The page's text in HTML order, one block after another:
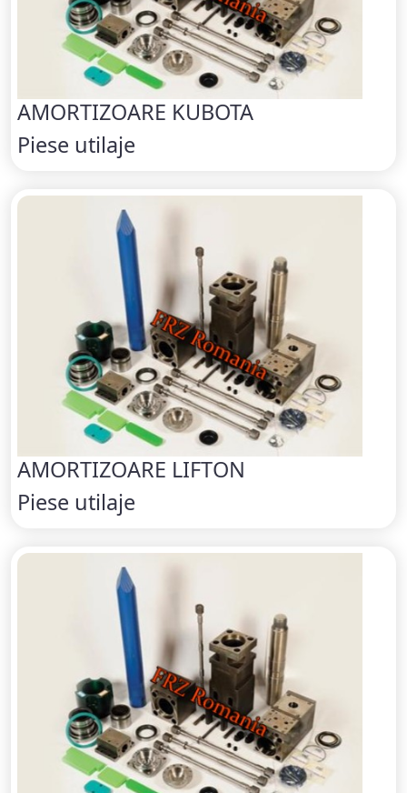
AMORTIZOARE KUBOTA
Piese utilaje
AMORTIZOARE LIFTON
Piese utilaje